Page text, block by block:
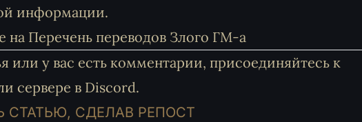
информации.
на Перечень переводов Злого ГМ-а
или у вас есть комментарии, присоединяйтесь к
сервере в Discord.
СТАТЬЮ, СДЕЛАВ РЕПОСТ